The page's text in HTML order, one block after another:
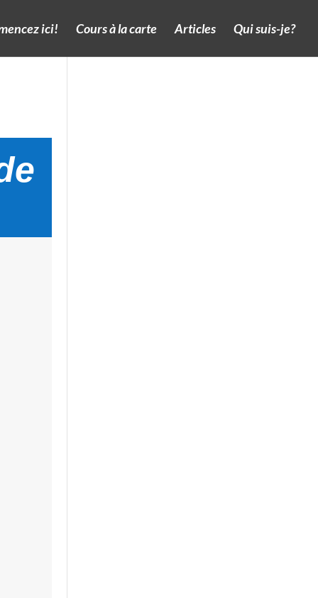
ici! Cours à la carte Articles Qui suis-je?